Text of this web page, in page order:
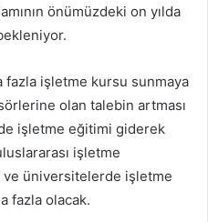
önümüzdeki on yılda
işletme kursu sunmaya
olan talebin artması
işletme eğitimi giderek
işletme
ve üniversitelerde işletme
fazla olacak.